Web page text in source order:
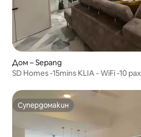
Дом – Sepang
SD Homes -15mins KLIA - WiFi -10 pax
Супердомакин
Супердомакин